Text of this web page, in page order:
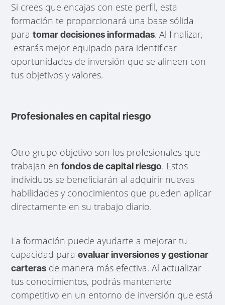
Si crees que encajas con este perfil, esta
formación te proporcionará una base sólida
paratomar decisiones informadas. Al finalizar,
estarás mejor equipado para identificar
oportunidades de inversión que se alineen con
tus objetivos y valores.
Profesionales en capital riesgo
Otro grupo objetivo son los profesionales que
trabajan enfondos de capital riesgo. Estos
individuos se beneficiarán al adquirir nuevas
habilidades y conocimientos que pueden aplicar
directamente en su trabajo diario.
La formación puede ayudarte a mejorar tu
capacidad paraevaluar inversiones y gestionar
carteras de manera más efectiva. Al actualizar
tus conocimientos, podrás mantenerte
competitivo en un entorno de inversión que está